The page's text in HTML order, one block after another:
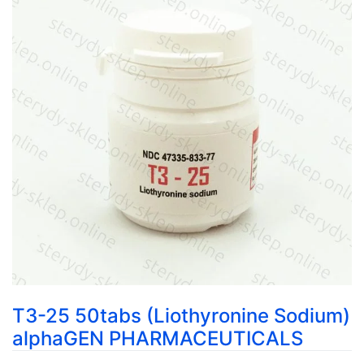
T3-25 50tabs (Liothyronine Sodium)
alphaGEN PHARMACEUTICALS